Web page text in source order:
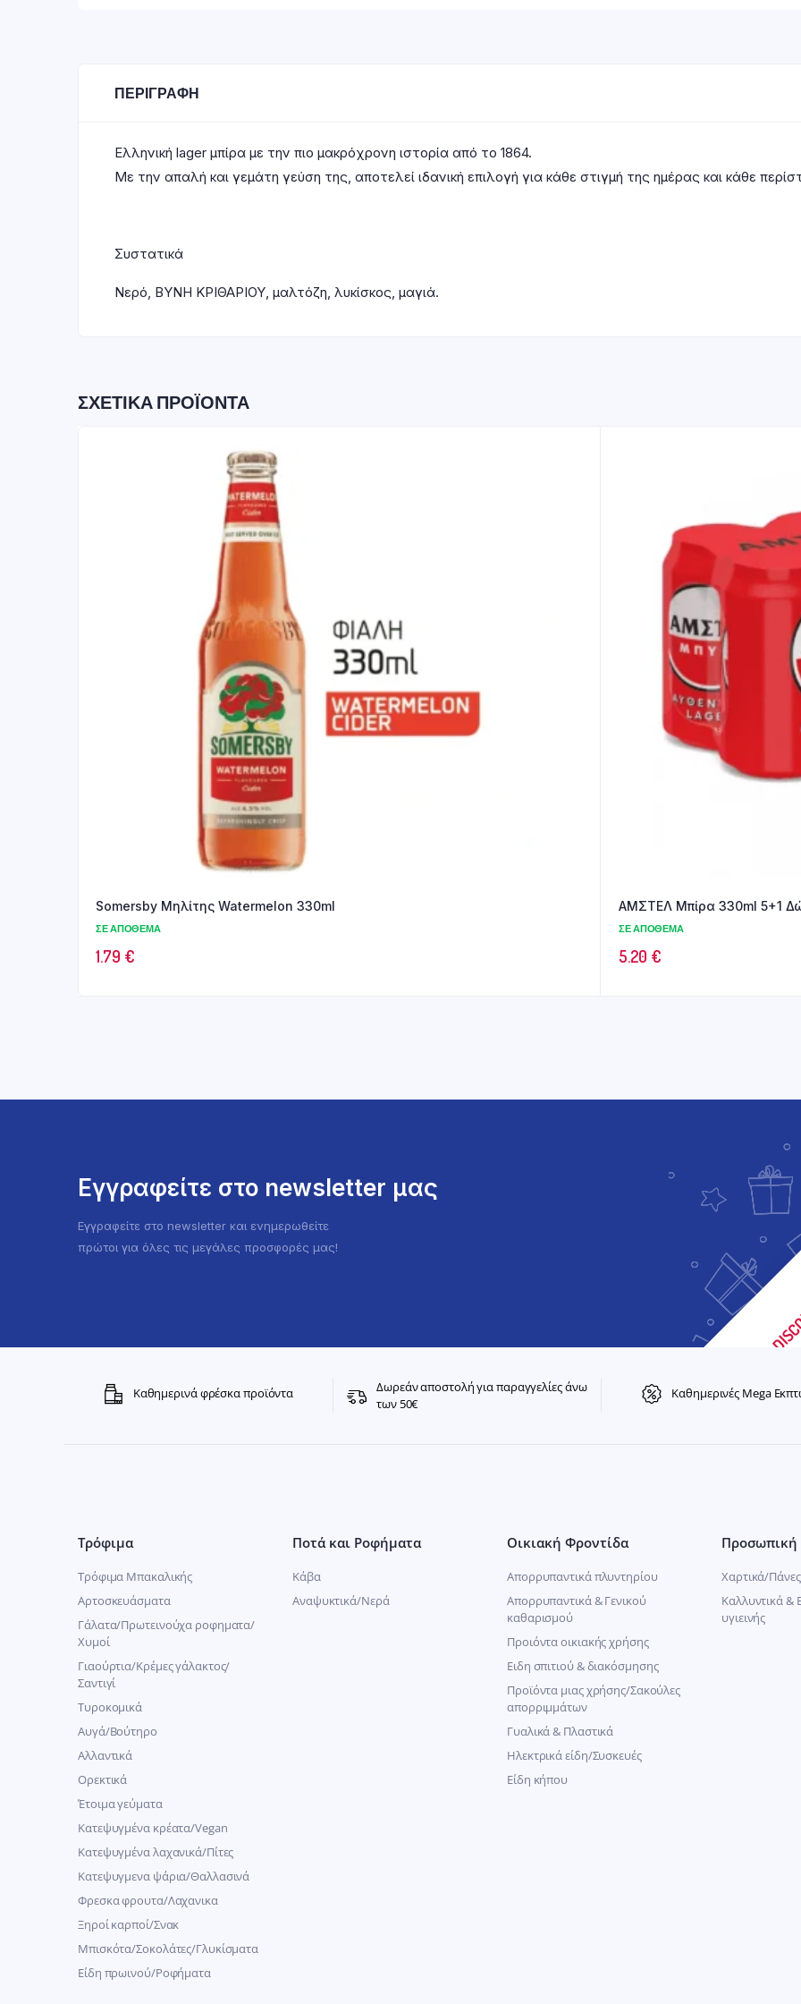
ΠΕΡΙΓΡΑΦΉ
Ελληνική lager μπίρα με την πιο μακρόχρονη ιστορία από το 1864.
Με την απαλή και γεμάτη γεύση της, αποτελεί ιδανική επιλογή για κάθε στιγμή της ημέρας και κάθε
Συστατικά
Νερό, ΒΥΝΗ ΚΡΙΘΑΡΙΟΥ, μαλτόζη, λυκίσκος, μαγιά.
ΣΧΕΤΙΚΆ ΠΡΟΪΌΝΤΑ
Somersby Μηλίτης Watermelon 330ml
ΣΕ ΑΠΌΘΕΜΑ
1.79 €
ΑΜΣΤΕΛ Μπίρα 330ml 5+1
ΣΕ ΑΠΌΘΕΜΑ
5.20 €
Εγγραφείτε στο newsletter μας
Εγγραφείτε στο newsletter και ενημερωθείτε
πρώτοι για όλες τις μεγάλες προσφορές μας!
Καθημερινά φρέσκα προϊόντα
Δωρεάν αποστολή για παραγγελίες άνω
των 50€
Καθημερινές Mega
Τρόφιμα
Τρόφιμα Μπακαλικής
Αρτοσκευάσματα
Γάλατα/Πρωτεινούχα ροφηματα/
Χυμοί
Γιαούρτια/Κρέμες γάλακτος/
Σαντιγί
Τυροκομικά
Αυγά/Βούτηρο
Αλλαντικά
Ορεκτικά
Έτοιμα γεύματα
Κατεψυγμένα κρέατα/Vegan
Kατεψυγμένα λαχανικά/Πίτες
Κατεψυγμενα ψάρια/Θαλλασινά
Φρεσκα φρουτα/Λαχανικα
Ξηροί καρποί/Σνακ
Μπισκότα/Σοκολάτες/Γλυκίσματα
Είδη πρωινού/Ροφήματα
Ποτά και Ροφήματα
Κάβα
Αναψυκτικά/Νερά
Οικιακή Φροντίδα
Απορρυπαντικά πλυντηρίου
Απορρυπαντικά & Γενικού
καθαρισμού
Προιόντα οικιακής χρήσης
Ειδη σπιτιού & διακόσμησης
Προϊόντα μιας χρήσης/Σακούλες
απορριμμάτων
Γυαλικά & Πλαστικά
Ηλεκτρικά είδη/Συσκευές
Είδη κήπου
Προσωπική
Χαρτικά/
Καλλυντικά &
υγιεινής